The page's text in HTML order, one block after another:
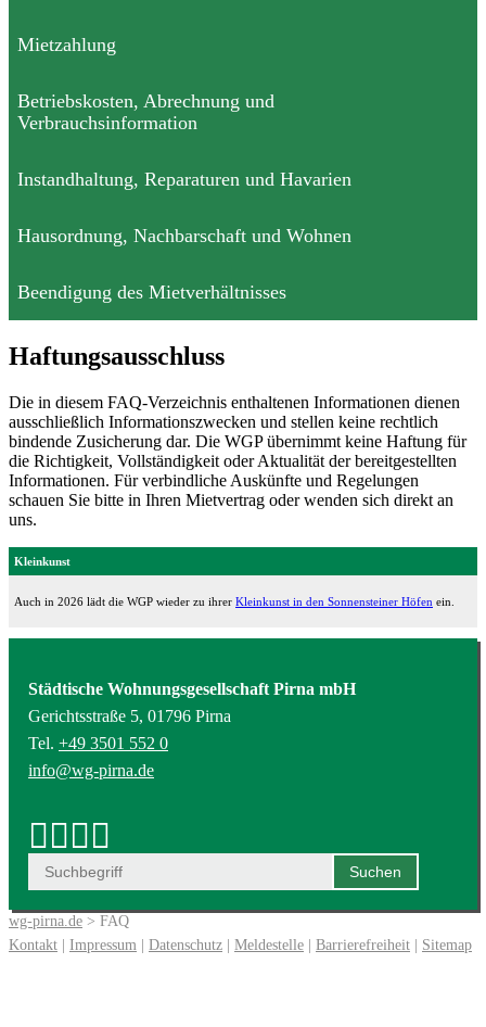
Mietzahlung
Betriebskosten, Abrechnung und
Verbrauchsinformation
Instandhaltung, Reparaturen und Havarien
Hausordnung, Nachbarschaft und Wohnen
Beendigung des Mietverhältnisses
Haftungsausschluss
Die in diesem FAQ-Verzeichnis enthaltenen Informationen dienen
ausschließlich Informationszwecken und stellen keine rechtlich
bindende Zusicherung dar. Die WGP übernimmt keine Haftung für
die Richtigkeit, Vollständigkeit oder Aktualität der bereitgestellten
Informationen. Für verbindliche Auskünfte und Regelungen
schauen Sie bitte in Ihren Mietvertrag oder wenden sich direkt an
uns.
Kleinkunst
Auch in 2026 lädt die WGP wieder zu ihrer Kleinkunst in den Sonnensteiner Höfen ein.
Städtische Wohnungsgesellschaft Pirna mbH
Gerichtsstraße 5, 01796 Pirna
Tel. +49 3501 552 0
info@wg-pirna.de
wg-pirna.de > FAQ
Kontakt | Impressum | Datenschutz | Meldestelle | Barrierefreiheit | Sitemap